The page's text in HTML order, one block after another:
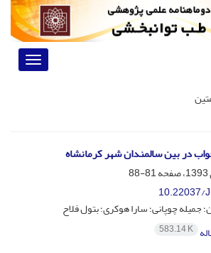
Toggle
در بین سالمندان شهر کرمانشاه
81-88
10.22037/
جمیله چوپانی؛ سارا هوکری؛ بتول فلاح
583.14 K